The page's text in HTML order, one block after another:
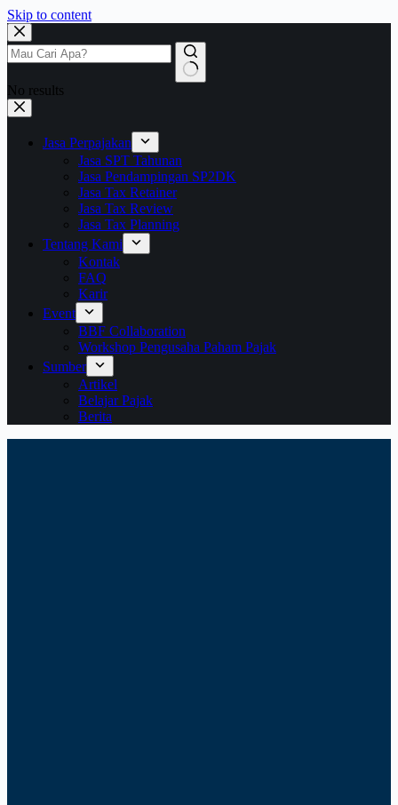
Skip to content
No results
Jasa Perpajakan
Jasa SPT Tahunan
Jasa Pendampingan SP2DK
Jasa Tax Retainer
Jasa Tax Review
Jasa Tax Planning
Tentang Kami
Kontak
FAQ
Karir
Event
BBF Collaboration
Workshop Pengusaha Paham Pajak
Sumber
Artikel
Belajar Pajak
Berita